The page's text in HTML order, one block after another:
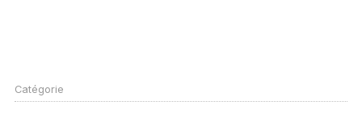
Catégorie